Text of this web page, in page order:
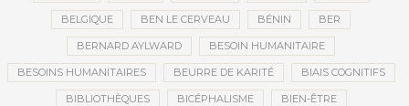
BELGIQUE BEN LE CERVEAU BÉNIN BER
BERNARD AYLWARD BESOIN HUMANITAIRE
BESOINS HUMANITAIRES BEURRE DE KARITÉ BIAIS COGNITIFS
BIBLIOTHÈQUES BICÉPHALISME BIEN-ÊTRE